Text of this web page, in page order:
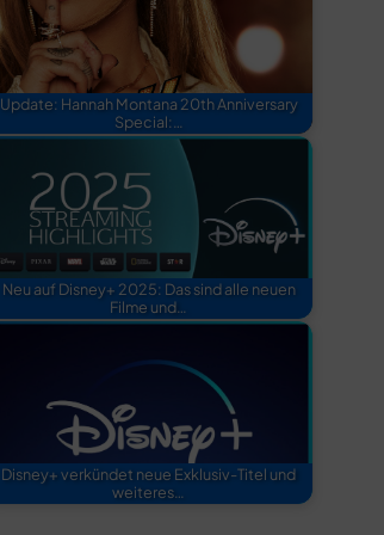
Update: Hannah Montana 20th Anniversary
Special:…
Neu auf Disney+ 2025: Das sind alle neuen
Filme und…
Disney+ verkündet neue Exklusiv-Titel und
weiteres…